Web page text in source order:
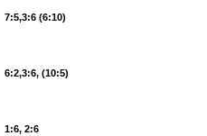
7:5,3:6 (6:10)
6:2,3:6, (10:5)
1:6, 2:6